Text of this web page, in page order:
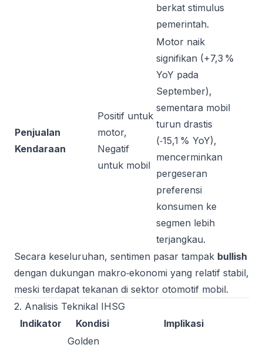
berkat stimulus
pemerintah.
Penjualan
Kendaraan
Positif untuk
motor,
Negatif
untuk mobil
Motor naik
signifikan (+7,3 %
YoY pada
September),
sementara mobil
turun drastis
(‑15,1 % YoY),
mencerminkan
pergeseran
preferensi
konsumen ke
segmen lebih
terjangkau.
Secara keseluruhan, sentimen pasar tampak bullish
dengan dukungan makro‑ekonomi yang relatif stabil,
meski terdapat tekanan di sektor otomotif mobil.
2. Analisis Teknikal IHSG
Indikator
Kondisi Implikasi
Golden